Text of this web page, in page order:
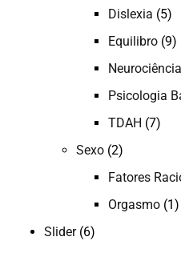
Dislexia (5)
Equilibro (9)
Psicologia
TDAH (7)
Sexo (2)
Fatores
Orgasmo (1)
Slider(6)